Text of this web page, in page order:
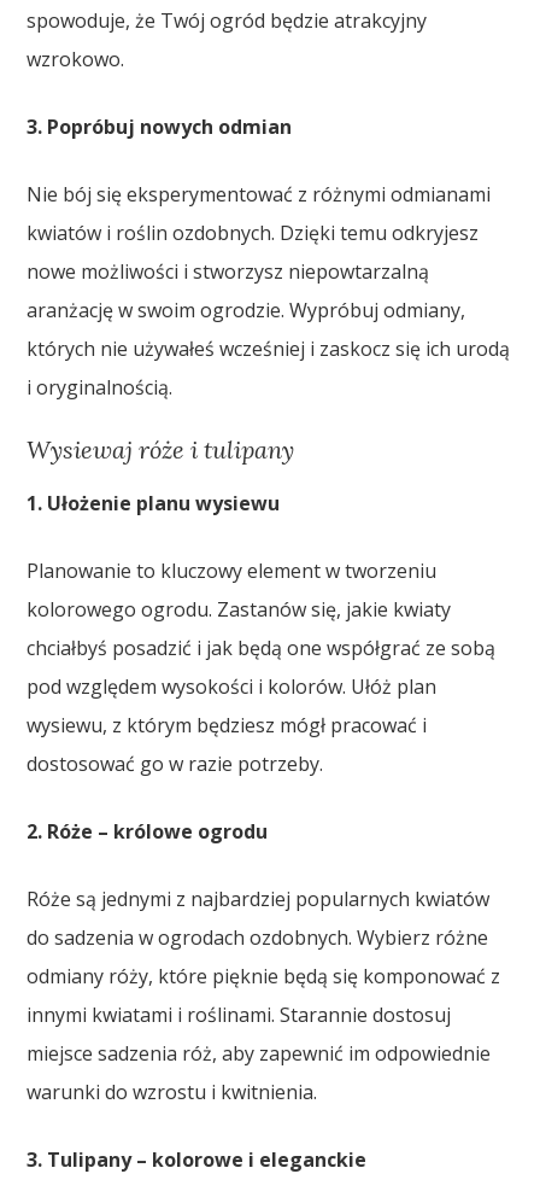
spowoduje, że Twój ogród będzie atrakcyjny
wzrokowo.
3. Popróbuj nowych odmian
Nie bój się eksperymentować z różnymi odmianami
kwiatów i roślin ozdobnych. Dzięki temu odkryjesz
nowe możliwości i stworzysz niepowtarzalną
aranżację w swoim ogrodzie. Wypróbuj odmiany,
których nie używałeś wcześniej i zaskocz się ich urodą
i oryginalnością.
Wysiewaj róże i tulipany
1. Ułożenie planu wysiewu
Planowanie to kluczowy element w tworzeniu
kolorowego ogrodu. Zastanów się, jakie kwiaty
chciałbyś posadzić i jak będą one współgrać ze sobą
pod względem wysokości i kolorów. Ułóż plan
wysiewu, z którym będziesz mógł pracować i
dostosować go w razie potrzeby.
2. Róże – królowe ogrodu
Róże są jednymi z najbardziej popularnych kwiatów
do sadzenia w ogrodach ozdobnych. Wybierz różne
odmiany róży, które pięknie będą się komponować z
innymi kwiatami i roślinami. Starannie dostosuj
miejsce sadzenia róż, aby zapewnić im odpowiednie
warunki do wzrostu i kwitnienia.
3. Tulipany – kolorowe i eleganckie